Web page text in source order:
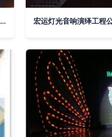
1.2亿打造的《印象洞庭》震撼上演 灯光音响工程的幕后解密